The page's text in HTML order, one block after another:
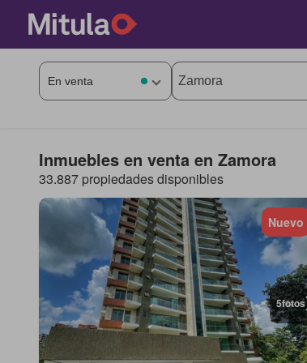
Inmuebles en venta en Zamora
33.887 propiedades disponibles
5fotos
Nuevo